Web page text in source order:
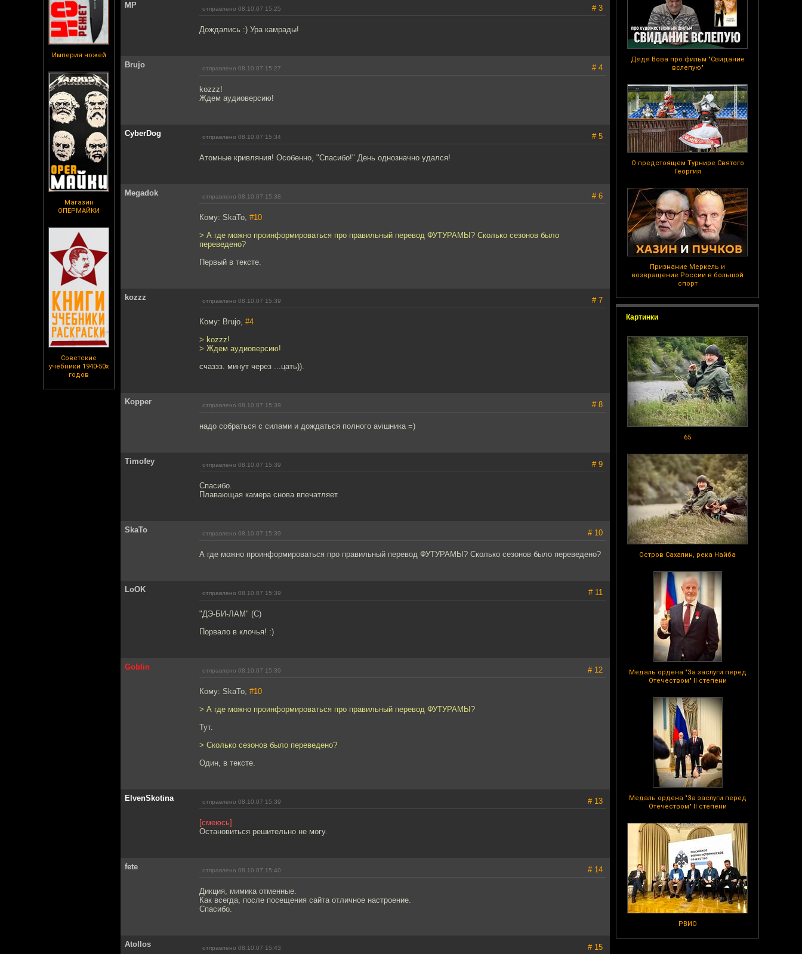
Империя ножей
Магазин
ОПЕРМАЙКИ
Советские
учебники 1940-50х
годов
Дядя Вова про фильм "Свидание
вслепую"
О предстоящем Турнире Святого
Георгия
Признание Меркель и
возвращение России в большой
спорт
Картинки
65
Остров Сахалин, река Найба
Медаль ордена "За заслуги перед
Отечеством" II степени
Медаль ордена "За заслуги перед
Отечеством" II степени
РВИО
MP отправлено 08.10.07 15:25 # 3
Дождались :) Ура камрады!
Brujo отправлено 08.10.07 15:27 # 4
kozzz!
Ждем аудиоверсию!
CyberDog отправлено 08.10.07 15:34 # 5
Атомные кривляния! Особенно, "Спасибо!" День однозначно удался!
Megadok отправлено 08.10.07 15:38 # 6
Кому: SkaTo, #10
> А где можно проинформироваться про правильный перевод ФУТУРАМЫ? Сколько сезонов было
переведено?
Первый в тексте.
kozzz отправлено 08.10.07 15:39 # 7
Кому: Brujo, #4
> kozzz!
> Ждем аудиоверсию!
счаззз. минут через ...цать)).
Kopper отправлено 08.10.07 15:39 # 8
надо собраться с силами и дождаться полного aviшника =)
Timofey отправлено 08.10.07 15:39 # 9
Спасибо.
Плавающая камера снова впечатляет.
SkaTo отправлено 08.10.07 15:39 # 10
А где можно проинформироваться про правильный перевод ФУТУРАМЫ? Сколько сезонов было переведено?
LoOK отправлено 08.10.07 15:39 # 11
"ДЭ-БИ-ЛАМ" (С)
Порвало в клочья! :)
Goblin отправлено 08.10.07 15:39 # 12
Кому: SkaTo, #10
> А где можно проинформироваться про правильный перевод ФУТУРАМЫ?
Тут.
> Сколько сезонов было переведено?
Один, в тексте.
ElvenSkotina отправлено 08.10.07 15:39 # 13
[смеюсь]
Остановиться решительно не могу.
fete отправлено 08.10.07 15:40 # 14
Дикция, мимика отменные.
Как всегда, после посещения сайта отличное настроение.
Спасибо.
Atollos отправлено 08.10.07 15:43 # 15